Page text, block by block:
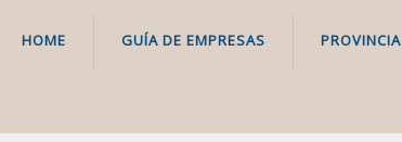
HOME GUÍA DE EMPRESAS PROVINCIA